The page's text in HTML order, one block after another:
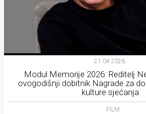
21.04.2026.
Modul Memorije 2026: Reditelj
ovogodišnji dobitnik Nagrade za
kulture sjećanja
FILM